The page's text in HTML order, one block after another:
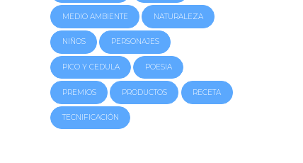
MEDIO AMBIENTE NATURALEZA
NIÑOS PERSONAJES
PICO Y CEDULA POESIA
PREMIOS PRODUCTOS RECETA
TECNIFICACIÓN